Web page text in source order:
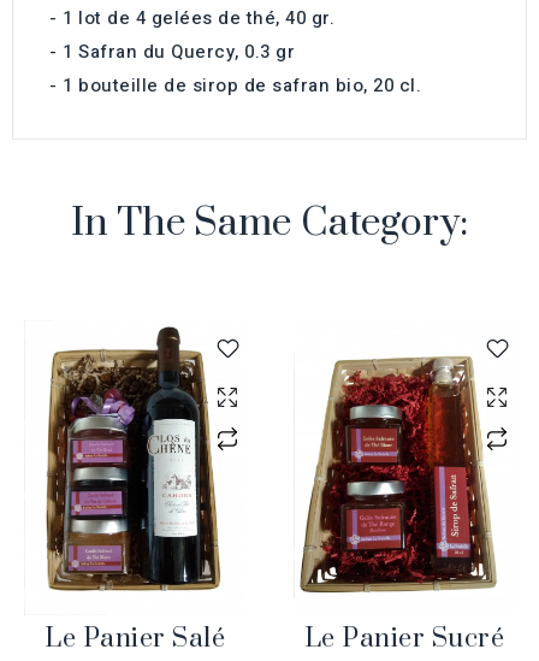
- 1 lot de 4 gelées de thé, 40 gr.
- 1 Safran du Quercy, 0.3 gr
- 1 bouteille de sirop de safran bio, 20 cl.
In The Same Category:
Le Panier Salé Le Panier Sucré